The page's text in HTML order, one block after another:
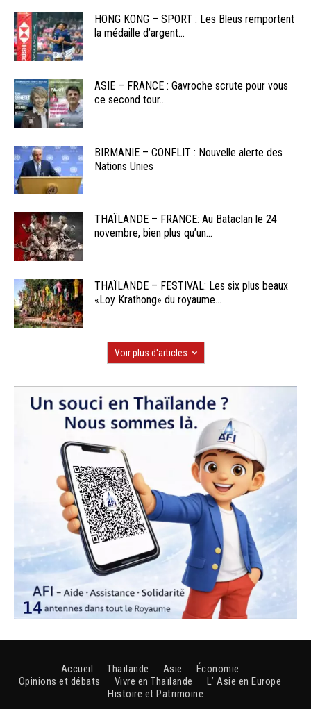
HONG KONG – SPORT : Les Bleus remportent
la médaille d’argent...
ASIE – FRANCE : Gavroche scrute pour vous
ce second tour...
BIRMANIE – CONFLIT : Nouvelle alerte des
Nations Unies
THAÏLANDE – FRANCE: Au Bataclan le 24
novembre, bien plus qu’un...
THAÏLANDE – FESTIVAL: Les six plus beaux
«Loy Krathong» du royaume...
Voir plus d'articles
Accueil Thaïlande Asie
Économie
Opinions et débats
Vivre en Thaïlande
L’ Asie en Europe
Histoire et Patrimoine